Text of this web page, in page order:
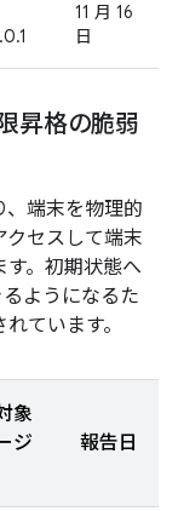
11 月 16
日
昇格の脆弱
、端末を物理的
クセスして端末
。初期状態へ
ようになるた
ています。
象
ジ
報告日